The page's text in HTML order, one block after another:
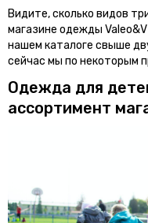
Видите, сколько видов
магазине одежды
нашем каталоге свыше
сейчас мы по некоторым
Одежда для
ассортимент